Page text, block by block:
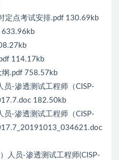
定点考试安排.pdf 130.69kb
633.96kb
114.17kb
纲.pdf 758.57kb
员-渗透测试工程师（CISP-
182.50kb
员-渗透测试工程师（CISP-
人员-渗透测试工程师(CISP-